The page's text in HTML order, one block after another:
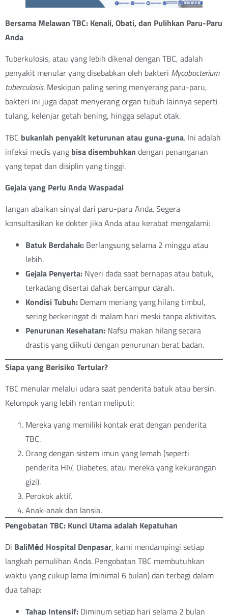
Bersama Melawan TBC: Kenali, Obati, dan Pulihkan Paru-Paru
Anda
Tuberkulosis, atau yang lebih dikenal dengan TBC, adalah
penyakit menular yang disebabkan oleh bakteri Mycobacterium
tuberculosis. Meskipun paling sering menyerang paru-paru,
bakteri ini juga dapat menyerang organ tubuh lainnya seperti
tulang, kelenjar getah bening, hingga selaput otak.
TBC bukanlah penyakit keturunan atau guna-guna. Ini adalah
infeksi medis yang bisa disembuhkan dengan penanganan
yang tepat dan disiplin yang tinggi.
Gejala yang Perlu Anda Waspadai
Jangan abaikan sinyal dari paru-paru Anda. Segera
konsultasikan ke dokter jika Anda atau kerabat mengalami:
Batuk Berdahak: Berlangsung selama 2 minggu atau
lebih.
Gejala Penyerta: Nyeri dada saat bernapas atau batuk,
terkadang disertai dahak bercampur darah.
Kondisi Tubuh: Demam meriang yang hilang timbul,
sering berkeringat di malam hari meski tanpa aktivitas.
Penurunan Kesehatan: Nafsu makan hilang secara
drastis yang diikuti dengan penurunan berat badan.
Siapa yang Berisiko Tertular?
TBC menular melalui udara saat penderita batuk atau bersin.
Kelompok yang lebih rentan meliputi:
Mereka yang memiliki kontak erat dengan penderita
TBC.
Orang dengan sistem imun yang lemah (seperti
penderita HIV, Diabetes, atau mereka yang kekurangan
gizi).
Perokok aktif.
Anak-anak dan lansia.
Pengobatan TBC: Kunci Utama adalah Kepatuhan
Di BaliMéd Hospital Denpasar, kami mendampingi setiap
langkah pemulihan Anda. Pengobatan TBC membutuhkan
waktu yang cukup lama (minimal 6 bulan) dan terbagi dalam
dua tahap:
Tahap Intensif: Diminum setiap hari selama 2 bulan